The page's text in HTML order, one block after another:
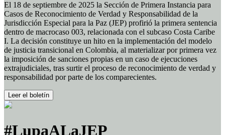
El 18 de septiembre de 2025 la Sección de Primera Instancia para
Casos de Reconocimiento de Verdad y Responsabilidad de la
Jurisdicción Especial para la Paz (JEP) profirió la primera sentencia
dentro de macrocaso 003, relacionada con el subcaso Costa Caribe
I. La decisión constituye un hito en la implementación del modelo
de justicia transicional en Colombia, al materializar por primera vez
la imposición de sanciones propias en un caso de ejecuciones
extrajudiciales, tras surtir el proceso de reconocimiento de verdad y
responsabilidad por parte de los comparecientes.
Leer el boletín
#LupaALaJEP